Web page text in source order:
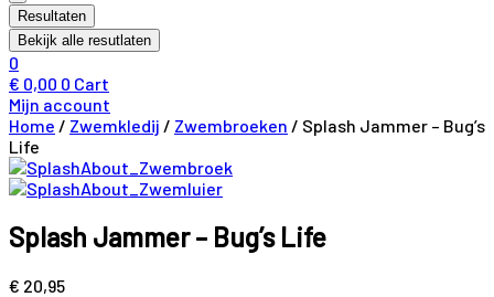
Resultaten
Bekijk alle resutlaten
0
€ 0,00 0 Cart
Mijn account
Home / Zwemkledij / Zwembroeken / Splash Jammer – Bug’s
Life
Splash Jammer – Bug’s Life
€ 20,95